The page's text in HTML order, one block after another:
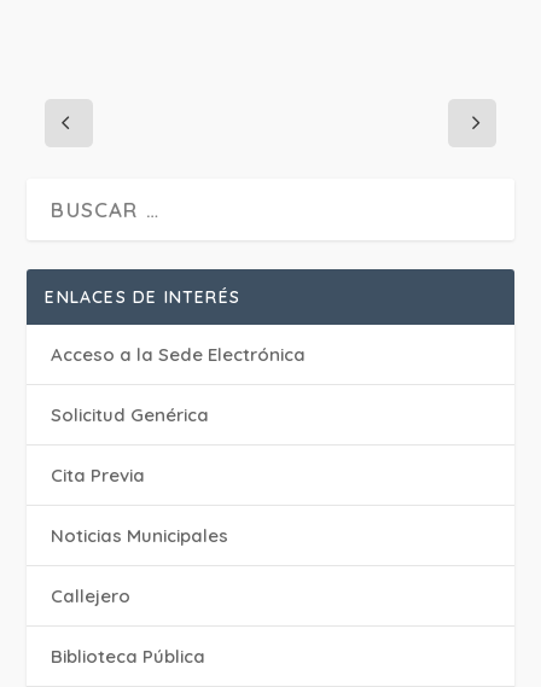
ENLACES DE INTERÉS
Acceso a la Sede Electrónica
Solicitud Genérica
Cita Previa
‎Noticias Municipales
Callejero
Biblioteca Pública